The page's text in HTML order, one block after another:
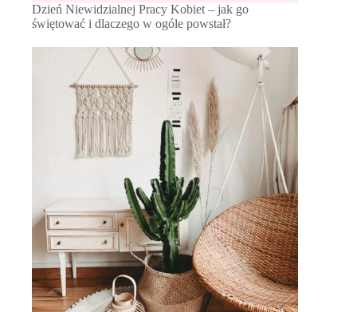
Dzień Niewidzialnej Pracy Kobiet – jak go
świętować i dlaczego w ogóle powstał?